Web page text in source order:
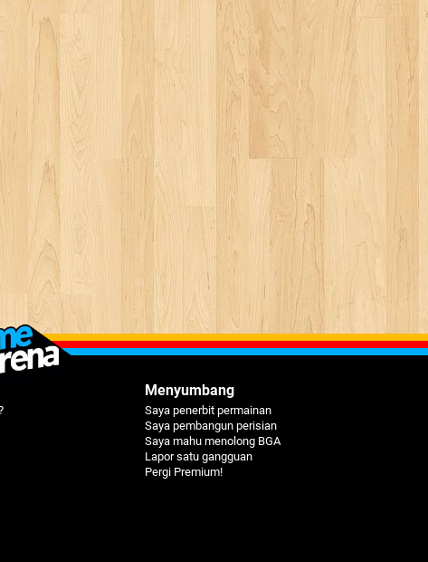
Menyumbang
Saya penerbit permainan
Saya pembangun perisian
Saya mahu menolong BGA
Lapor satu gangguan
Pergi Premium!